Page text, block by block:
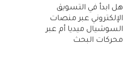
هل ابدأ في التسويق
الإلكتروني عبر منصات
السوشيال ميديا أم عبر
محركات البحث